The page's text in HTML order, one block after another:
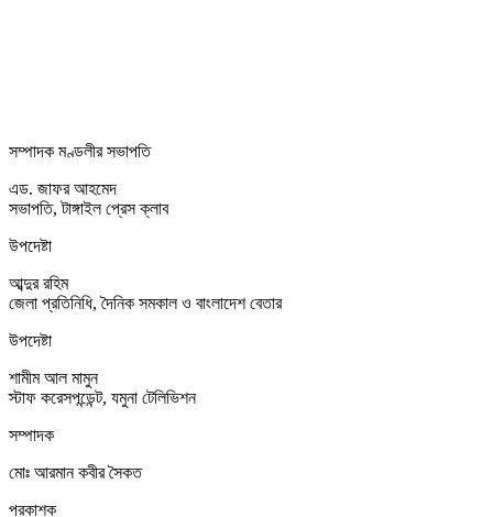
সম্পাদক মণ্ডলীর সভাপতি
এড. জাফর আহমেদ
সভাপতি, টাঙ্গাইল প্রেস ক্লাব
উপদেষ্টা
আব্দুর রহিম
জেলা প্রতিনিধি, দৈনিক সমকাল ও বাংলাদেশ বেতার
উপদেষ্টা
শামীম আল মামুন
স্টাফ করেসপন্ডেন্ট, যমুনা টেলিভিশন
সম্পাদক
মোঃ আরমান কবীর সৈকত
প্রকাশক